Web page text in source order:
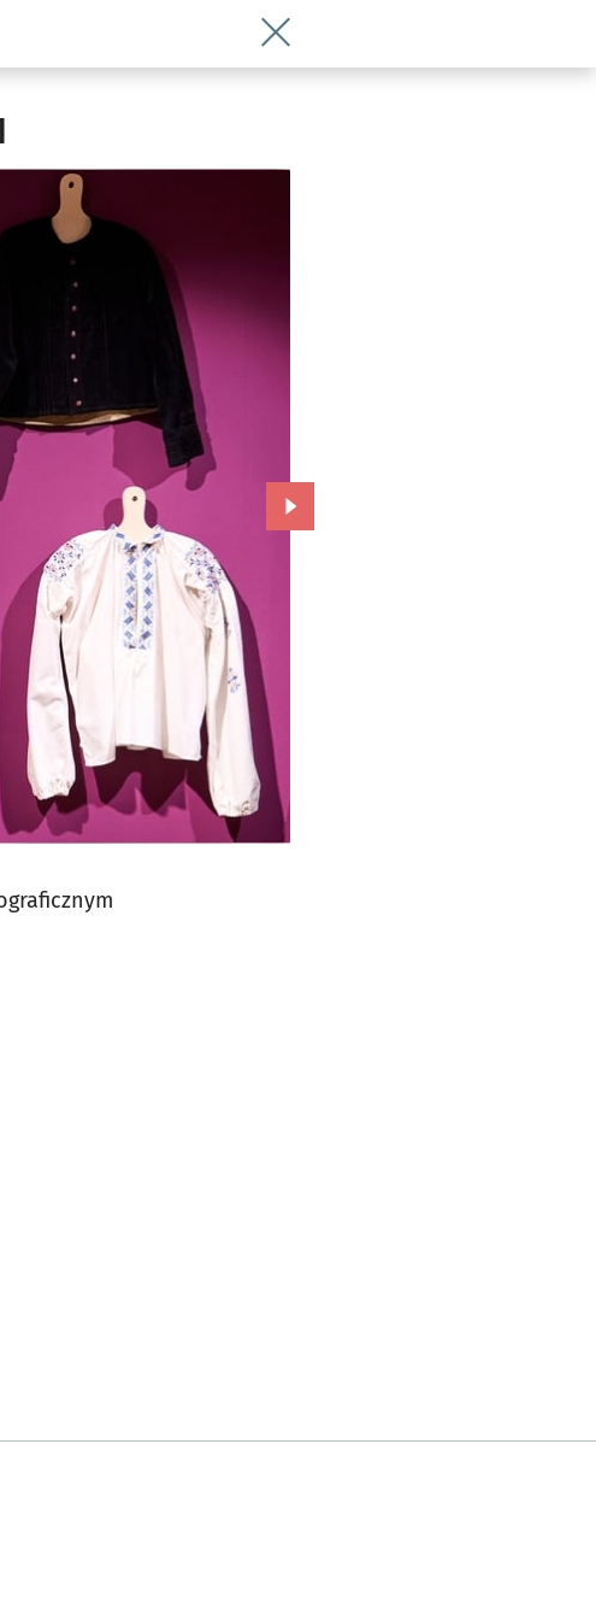
Wróć do artykułu Niesamowite stroje
Przejdź do kolejnego zdjęcia.